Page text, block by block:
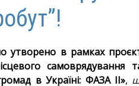
утворено в рамках
самоврядування
в Україні: ФАЗА ІІ»,